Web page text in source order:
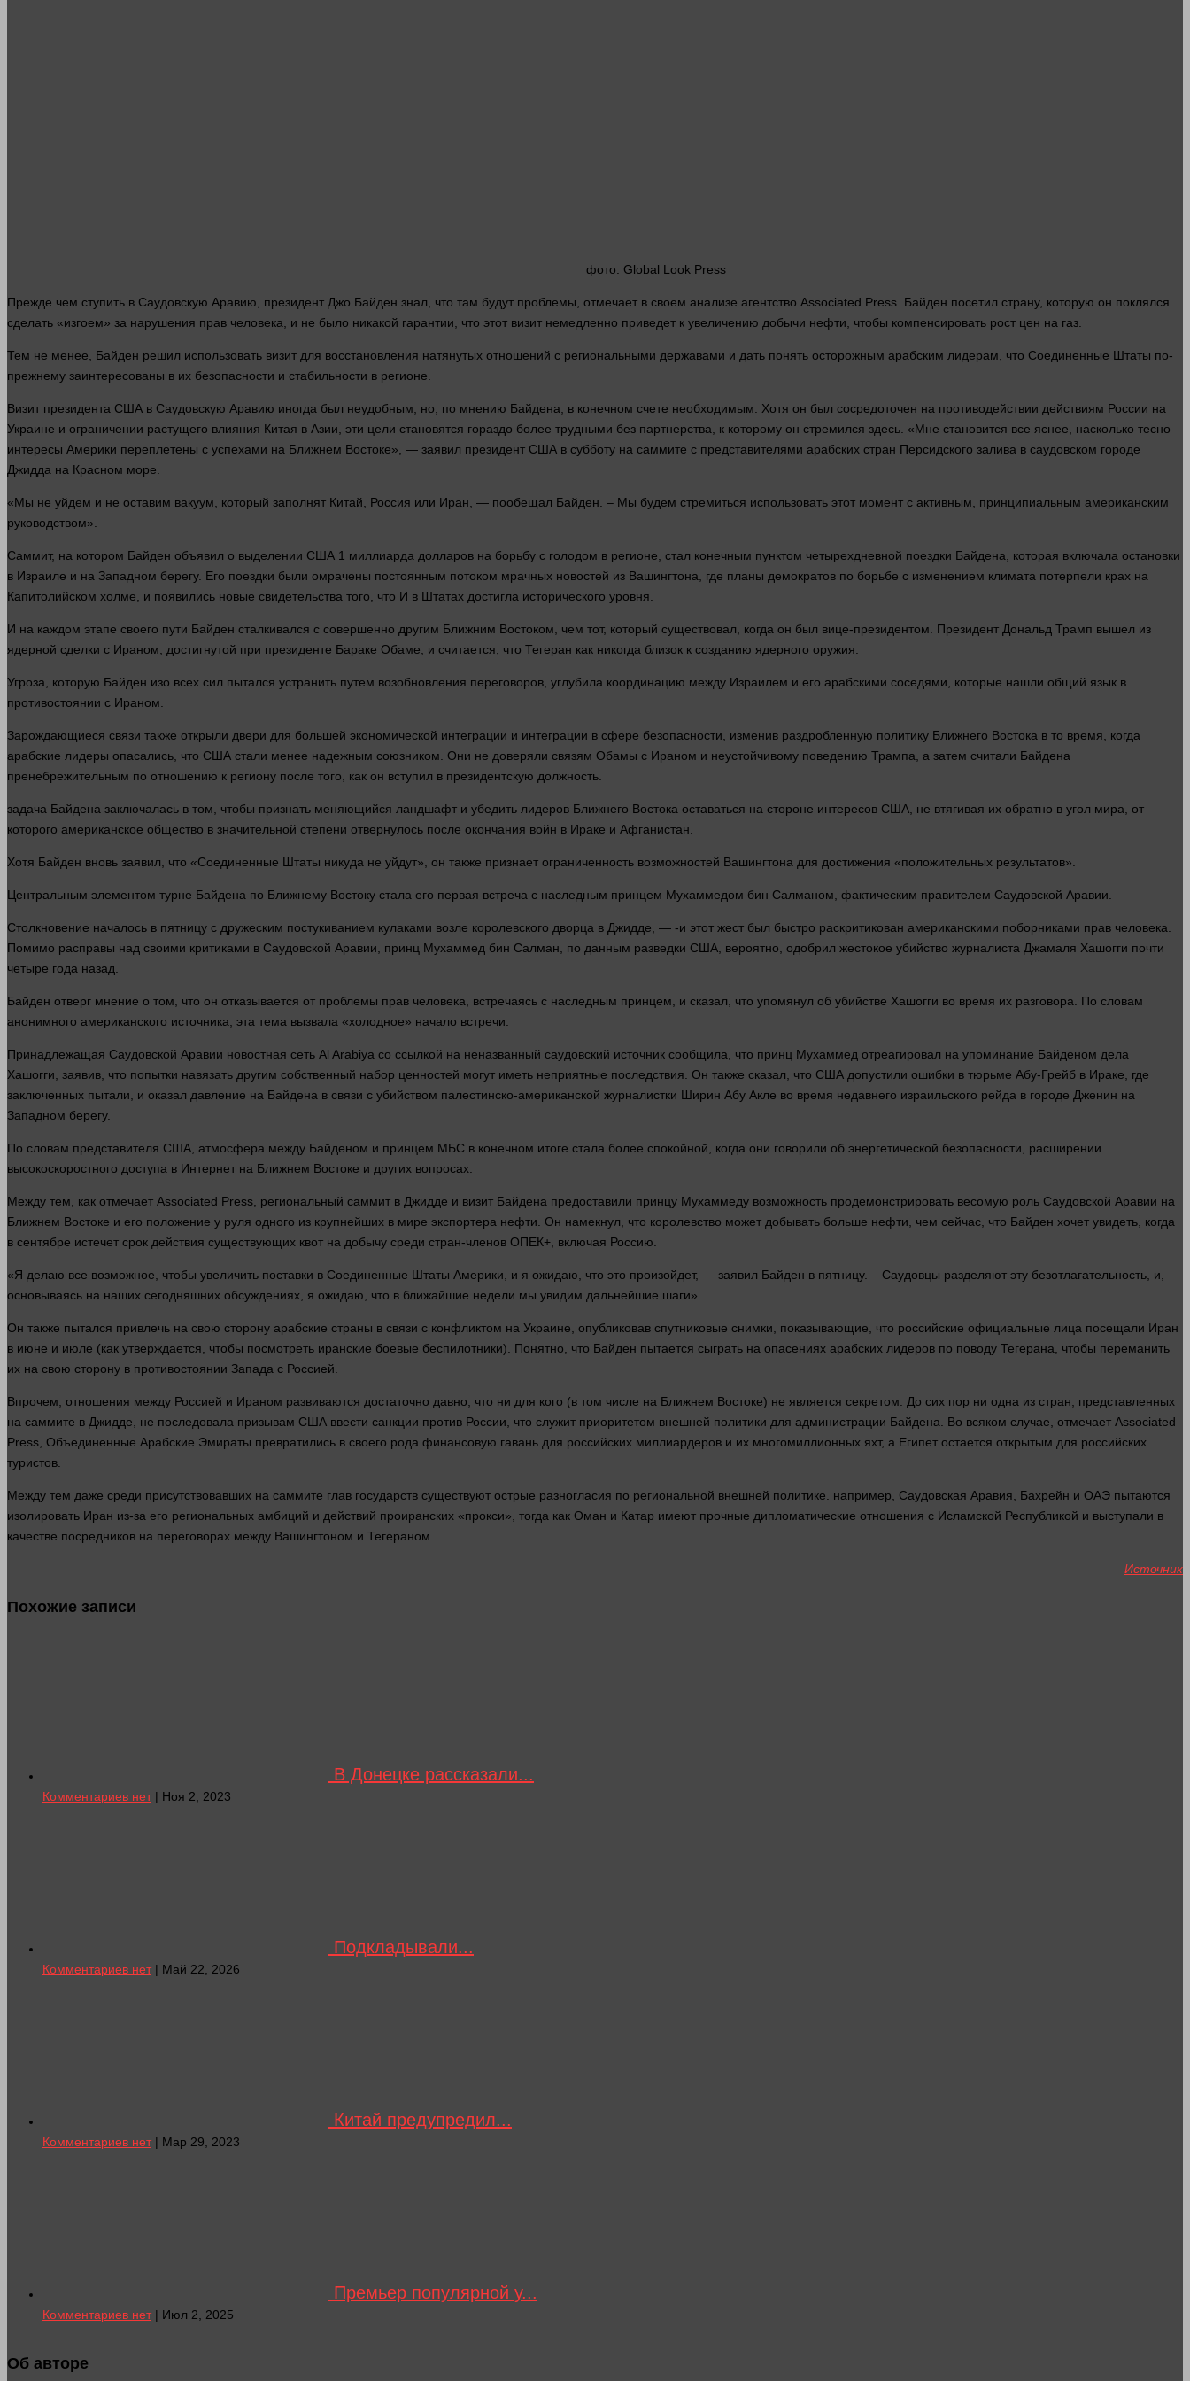
фото: Global Look Press
Прежде чем ступить в Саудовскую Аравию, президент Джо Байден знал, что там будут проблемы, отмечает в своем анализе агентство Associated Press. Байден посетил страну, которую он поклялся
сделать «изгоем» за нарушения прав человека , и не было никакой гарантии, что этот визит немедленно приведет к увеличению добычи нефти, чтобы компенсировать рост цен на газ.
Тем не менее, Байден решил использовать визит для восстановления натянутых отношений с региональными державами и дать понять осторожным арабским лидерам, что Соединенные Штаты по-
прежнему заинтересованы в их безопасности и стабильности в регионе.
Визит президента США в Саудовскую Аравию иногда был неудобным, но, по мнению Байдена, в конечном счете необходимым. Хотя он был сосредоточен на противодействии действиям России на
Украине и ограничении растущего влияния Китая в Азии, эти цели становятся гораздо более трудными без партнерства, к которому он стремился здесь . «Мне становится все яснее, насколько тесно
интересы Америки переплетены с успехами на Ближнем Востоке», — заявил президент США в субботу на саммите с представителями арабских стран Персидского залива в саудовском городе
Джидда на Красном море.
«Мы не уйдем и не оставим вакуум, который заполнят Китай, Россия или Иран, — пообещал Байден. – Мы будем стремиться использовать этот момент с активным, принципиальным американским
руководством».
Саммит, на котором Байден объявил о выделении США 1 миллиарда долларов на борьбу с голодом в регионе, стал конечным пунктом четырехдневной поездки Байдена, которая включала остановки
в Израиле и на Западном берегу. Его поездки были омрачены постоянным потоком мрачных новостей из Вашингтона, где планы демократов по борьбе с изменением климата потерпели крах на
Капитолийском холме, и появились новые свидетельства того, что И в Штатах достигла исторического уровня.
И на каждом этапе своего пути Байден сталкивался с совершенно другим Ближним Востоком, чем тот, который существовал, когда он был вице-президентом. Президент Дональд Трамп вышел из
ядерной сделки с Ираном, достигнутой при президенте Бараке Обаме, и считается, что Тегеран как никогда близок к созданию ядерного оружия.
Угроза, которую Байден изо всех сил пытался устранить путем возобновления переговоров, углубила координацию между Израилем и его арабскими соседями, которые нашли общий язык в
противостоянии с Ираном.
Зарождающиеся связи также открыли двери для большей экономической интеграции и интеграции в сфере безопасности, изменив раздробленную политику Ближнего Востока в то время , когда
арабские лидеры опасались, что США стали менее надежным союзником. Они не доверяли связям Обамы с Ираном и неустойчивому поведению Трампа, а затем считали Байдена
пренебрежительным по отношению к региону после того, как он вступил в президентскую должность.
задача Байдена заключалась в том, чтобы признать меняющийся ландшафт и убедить лидеров Ближнего Востока оставаться на стороне интересов США, не втягивая их обратно в угол мира, от
которого американское общество в значительной степени отвернулось после окончания войн в Ираке и Афганистан.
Хотя Байден вновь заявил, что «Соединенные Штаты никуда не уйдут», он также признает ограниченность возможностей Вашингтона для достижения «положительных результатов».
Центральным элементом турне Байдена по Ближнему Востоку стала его первая встреча с наследным принцем Мухаммедом бин Салманом, фактическим правителем Саудовской Аравии.
Столкновение началось в пятницу с дружеским постукиванием кулаками возле королевского дворца в Джидде, — -и этот жест был быстро раскритикован американскими поборниками прав человека
Помимо расправы над своими критиками в Саудовской Аравии, принц Мухаммед бин Салман, по данным разведки США, вероятно , одобрил жестокое убийство журналиста Джамаля Хашогги почти
четыре года назад.
Байден отверг мнение о том, что он отказывается от проблемы прав человека , встречаясь с наследным принцем, и сказал , что упомянул об убийстве Хашогги во время их разговора. По словам
анонимного американского источника, эта тема вызвала «холодное» начало встречи.
Принадлежащая Саудовской Аравии новостная сеть Al Arabiya со ссылкой на неназванный саудовский источник сообщила, что принц Мухаммед отреагировал на упоминание Байденом дела
Хашогги, заявив, что попытки навязать другим собственный набор ценностей могут иметь неприятные последствия. Он также сказал , что США допустили ошибки в тюрьме Абу-Грейб в Ираке, где
заключенных пытали, и оказал давление на Байдена в связи с убийством палестинско-американской журналистки Ширин Абу Акле во время недавнего израильского рейда в городе Дженин на
Западном берегу.
По словам представителя США, атмосфера между Байденом и принцем МБС в конечном итоге стала более спокойной, когда они говорили об энергетической безопасности, расширении
высокоскоростного доступа в Интернет на Ближнем Востоке и других вопросах.
Между тем, как отмечает Associated Press, региональный саммит в Джидде и визит Байдена предоставили принцу Мухаммеду возможность продемонстрировать весомую роль Саудовской Аравии на
Ближнем Востоке и его положение у руля одного из крупнейших в мире экспортера нефти. Он намекнул, что королевство может добывать больше нефти, чем сейчас , что Байден хочет увидеть, когда
в сентябре истечет срок действия существующих квот на добычу среди стран-членов ОПЕК+, включая Россию.
«Я делаю все возможное, чтобы увеличить поставки в Соединенные Штаты Америки, и я ожидаю, что это произойдет, — заявил Байден в пятницу. – Саудовцы разделяют эту безотлагательность, и,
основываясь на наших сегодняшних обсуждениях, я ожидаю, что в ближайшие недели мы увидим дальнейшие шаги».
Он также пытался привлечь на свою сторону арабские страны в связи с конфликтом на Украине, опубликовав спутниковые снимки, показывающие, что российские официальные лица посещали Иран
в июне и июле (как утверждается, чтобы посмотреть иранские боевые беспилотники). Понятно, что Байден пытается сыграть на опасениях арабских лидеров по поводу Тегерана, чтобы переманить
их на свою сторону в противостоянии Запада с Россией.
Впрочем, отношения между Россией и Ираном развиваются достаточно давно , что ни для кого (в том числе на Ближнем Востоке) не является секретом. До сих пор ни одна из стран, представленных
на саммите в Джидде, не последовала призывам США ввести санкции против России, что служит приоритетом внешней политики для администрации Байдена. Во всяком случае , отмечает Associated
Press, Объединенные Арабские Эмираты превратились в своего рода финансовую гавань для российских миллиардеров и их многомиллионных яхт, а Египет остается открытым для российских
туристов.
Между тем даже среди присутствовавших на саммите глав государств существуют острые разногласия по региональной внешней политике. например , Саудовская Аравия, Бахрейн и ОАЭ пытаются
изолировать Иран из-за его региональных амбиций и действий проиранских «прокси», тогда как Оман и Катар имеют прочные дипломатические отношения с Исламской Республикой и выступали в
качестве посредников на переговорах между Вашингтоном и Тегераном.
Источник
Похожие записи
В Донецке рассказали...
Комментариев нет| Ноя 2, 2023
Подкладывали...
Комментариев нет| Май 22, 2026
Китай предупредил...
Комментариев нет| Мар 29, 2023
Премьер популярной у...
Комментариев нет| Июл 2, 2025
Об авторе